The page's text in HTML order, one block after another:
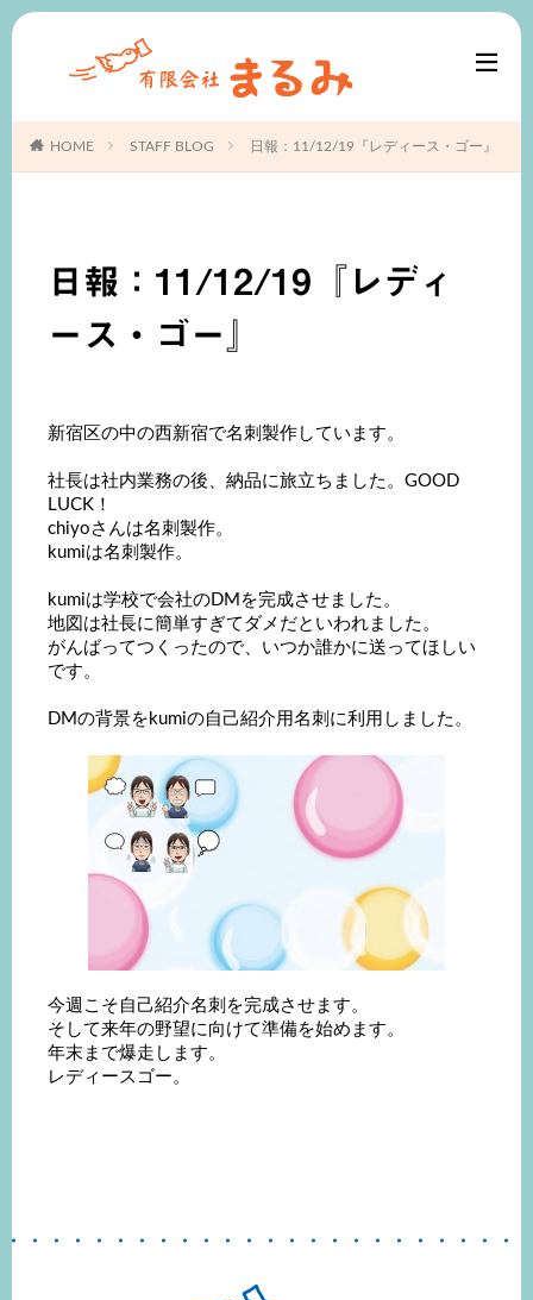
HOME STAFF BLOG 日報：11/12/19『レディース・ゴー』
日報：11/12/19『レディ
ース・ゴー』
新宿区の中の西新宿で名刺製作しています。
社長は社内業務の後、納品に旅立ちました。GOOD
LUCK！
chiyoさんは名刺製作。
kumiは名刺製作。
kumiは学校で会社のDMを完成させました。
地図は社長に簡単すぎてダメだといわれました。
がんばってつくったので、いつか誰かに送ってほしい
です。
DMの背景をkumiの自己紹介用名刺に利用しました。
今週こそ自己紹介名刺を完成させます。
そして来年の野望に向けて準備を始めます。
年末まで爆走します。
レディースゴー。